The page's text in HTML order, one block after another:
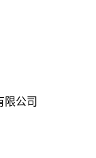
限公司